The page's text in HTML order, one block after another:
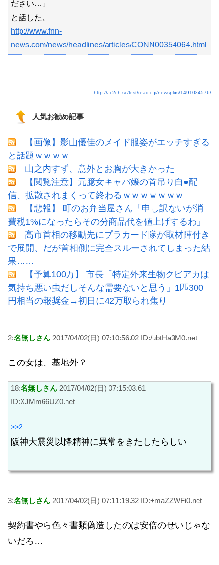
ださい…」
と話した。
http://www.fnn-
news.com/news/headlines/articles/CONN00354064.html
http://ai.2ch.sc/test/read.cgi/newsplus/1491084576/
人気お勧め記事
【画像】影山優佳のメイド服姿がエッチすぎる
と話題ｗｗｗｗ
山之内すず、意外とお胸が大きかった
【閲覧注意】元臆女キャバ嬢の首吊り自●配
信、拡散されまくって終わるｗｗｗｗｗｗｗ
【悲報】 町のお弁当屋さん「申し訳ないが消
費税1%になったらその分商品代を値上げするわ」
高市首相の移動先にプラカード隊が取材陣付き
で展開、だが首相側に完全スルーされてしまった結
果……
【予算100万】 市長「特定外来生物クビアカは
気持ち悪い虫だしそんな需要ないと思う」1匹300
円相当の報奨金→初日に42万取られ焦り
2:名無しさん 2017/04/02(日) 07:10:56.02 ID:/ubtHa3M0.net
この女は、基地外？
18:名無しさん 2017/04/02(日) 07:15:03.61
ID:XJMm66UZ0.net
>>2
阪神大震災以降精神に異常をきたしたらしい
3:名無しさん 2017/04/02(日) 07:11:19.32 ID:+maZZWFi0.net
契約書やら色々書類偽造したのは安倍のせいじゃな
いだろ…